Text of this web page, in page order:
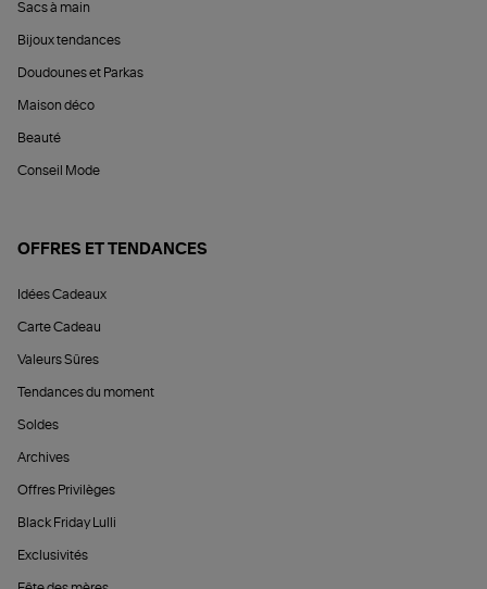
Sacs à main
Bijoux tendances
Doudounes et Parkas
Maison déco
Beauté
Conseil Mode
OFFRES ET TENDANCES
Idées Cadeaux
Carte Cadeau
Valeurs Sûres
Tendances du moment
Soldes
Archives
Offres Privilèges
Black Friday Lulli
Exclusivités